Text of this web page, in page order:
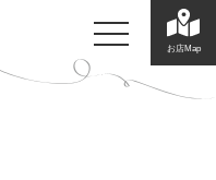
toggle navigation
お店Map